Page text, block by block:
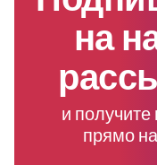
на
и
прямо